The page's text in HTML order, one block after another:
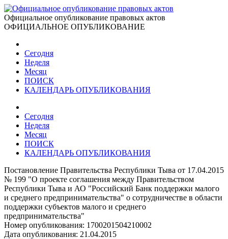
Официальное опубликование правовых актов
ОФИЦИАЛЬНОЕ ОПУБЛИКОВАНИЕ
Сегодня
Неделя
Месяц
ПОИСК
КАЛЕНДАРЬ ОПУБЛИКОВАНИЯ
Сегодня
Неделя
Месяц
ПОИСК
КАЛЕНДАРЬ ОПУБЛИКОВАНИЯ
Постановление Правительства Республики Тыва от 17.04.2015
№ 199 "О проекте соглашения между Правительством
Республики Тыва и АО "Российский Банк поддержки малого
и среднего предпринимательства" о сотрудничестве в области
поддержки субъектов малого и среднего
предпринимательства"
Номер опубликования: 1700201504210002
Дата опубликования: 21.04.2015